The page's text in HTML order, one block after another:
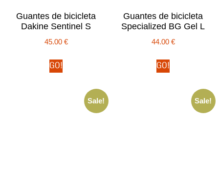
Guantes de bicicleta
Dakine Sentinel S
45.00 €
GO!
Guantes de bicicleta
Specialized BG Gel L
44.00 €
GO!
Sale! Sale!